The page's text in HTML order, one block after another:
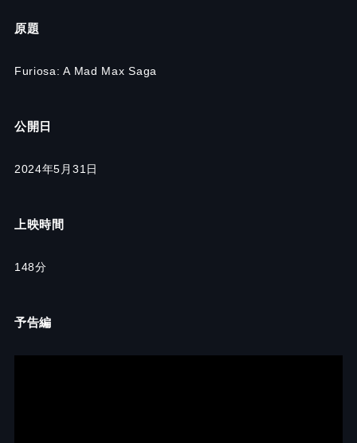
原題
Furiosa: A Mad Max Saga
公開日
2024年5月31日
上映時間
148分
予告編